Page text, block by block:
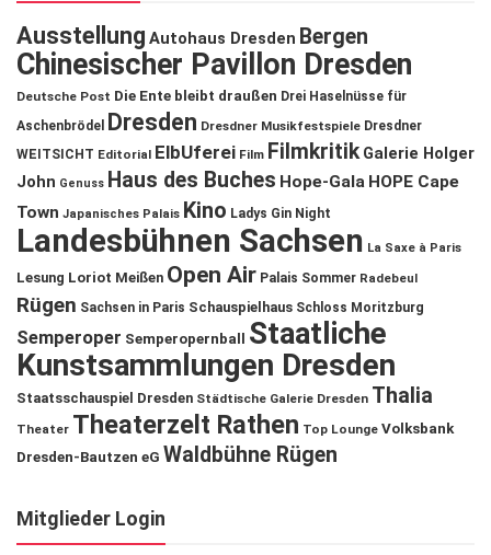
Ausstellung Autohaus Dresden Bergen
Chinesischer Pavillon Dresden
Deutsche Post Die Ente bleibt draußen Drei Haselnüsse für
Aschenbrödel
Dresden Dresdner Musikfestspiele Dresdner
WEITSICHT Editorial ElbUferei Film Filmkritik Galerie Holger
John Genuss Haus des Buches Hope-Gala HOPE Cape
Town Japanisches Palais Kino Ladys Gin Night
Landesbühnen Sachsen La Saxe à Paris
Lesung Loriot Meißen Open Air Palais Sommer Radebeul
Rügen Sachsen in Paris Schauspielhaus Schloss Moritzburg
Semperoper Semperopernball
Staatliche
Kunstsammlungen Dresden
Staatsschauspiel Dresden Städtische Galerie Dresden Thalia
Theater Theaterzelt Rathen Top Lounge Volksbank
Dresden-Bautzen eG Waldbühne Rügen
Mitglieder Login